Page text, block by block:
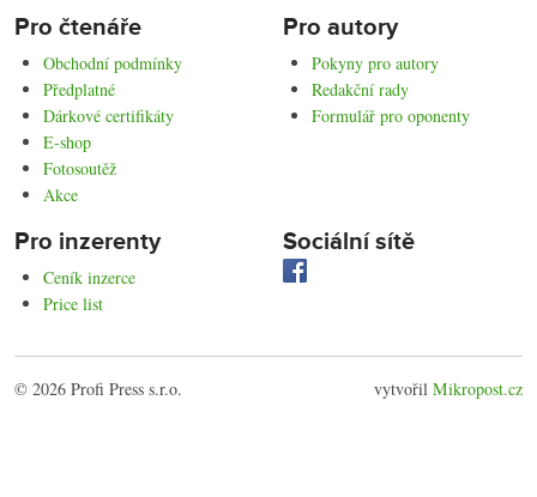
Pro čtenáře
Obchodní podmínky
Předplatné
Dárkové certifikáty
E-shop
Fotosoutěž
Akce
Pro autory
Pokyny pro autory
Redakční rady
Formulář pro oponenty
Pro inzerenty
Ceník inzerce
Price list
Sociální sítě
© 2026 Profi Press s.r.o. vytvořil Mikropost.cz